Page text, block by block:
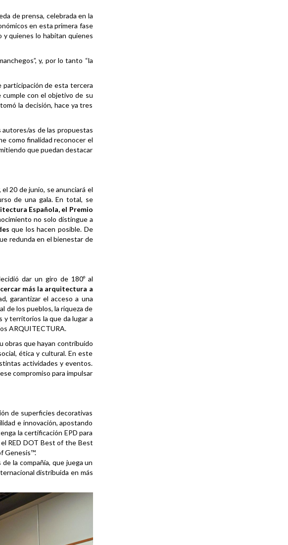
de prensa, celebrada en la
en esta primera fase
y quienes lo habitan quienes
y, por lo tanto “la
participación de esta tercera
cumple con el objetivo de su
la decisión, hace ya tres
as de las propuestas
como finalidad reconocer el
que puedan destacar
el 20 de junio, se anunciará el
de una gala. En total, se
Española, el Premio
no solo distingue a
que los hacen posible. De
redunda en el bienestar de
dar un giro de 180º al
más la arquitectura a
garantizar el acceso a una
de los pueblos, la riqueza de
y territorios la que da lugar a
ARQUITECTURA.
obras que hayan contribuido
ética y cultural. En este
actividades y eventos.
compromiso para impulsar
de superficies decorativas
e innovación, apostando
la certificación EPD para
RED DOT Best of the Best
Genesis™.
la compañía, que juega un
distribuida en más